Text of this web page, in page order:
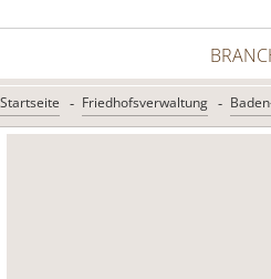
Startseite Friedhofsverwaltung